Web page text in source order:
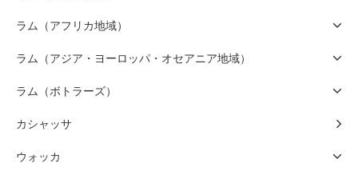
ラム（アフリカ地域）
ラム（アジア・ヨーロッパ・オセアニア地域）
ラム（ボトラーズ）
カシャッサ
ウォッカ